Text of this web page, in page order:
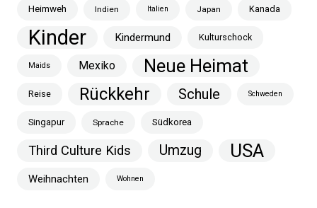
Heimweh Indien Italien Japan Kanada
Kinder Kindermund Kulturschock
Maids Mexiko Neue Heimat
Reise Rückkehr Schule Schweden
Singapur Sprache Südkorea
Third Culture Kids Umzug USA
Weihnachten Wohnen